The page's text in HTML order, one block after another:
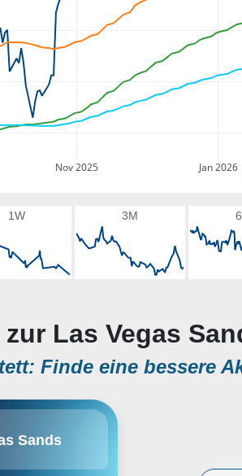
Nov 2025 Jan 2026
1W 3M
Las Vegas
Finde eine bessere
Sandsvon voll
Unterhaltungs-,